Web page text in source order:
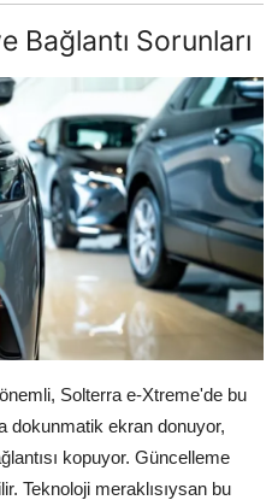
Bağlantı Sorunları
Solterra e-Xtreme'de bu
dokunmatik ekran donuyor,
kopuyor. Güncelleme
Teknoloji meraklısıysan bu